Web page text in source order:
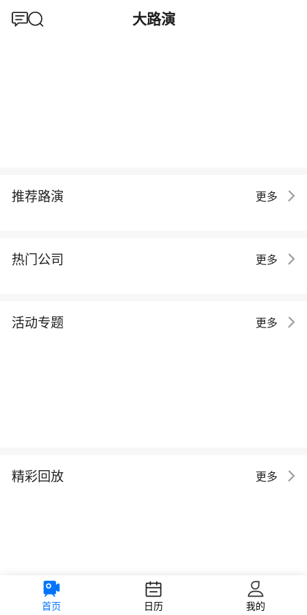
大路演
推荐路演 更多
热门公司 更多
活动专题 更多
精彩回放 更多
首页 日历 我的